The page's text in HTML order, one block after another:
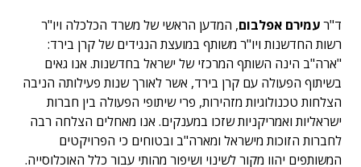
ד"רעמירם אפלבום, המדען הראשי של משרד הכלכלה ויו"ר
רשות החדשנות ויו"ר משותף במועצת הנגידים של קרן בירד:
"ארה"ב הינה השותף המרכזי של ישראל בחדשנות. אנו גאים
בשיתוף הפעולה עם קרן בירד, אשר לאורך שנות פעילותה הניבה
הצלחות טכנולוגיות מזהירות, פרי שיתופי הפעולה בין חברות
ישראליות ואמריקניות שזכו במענקים. אנו מאחלים הצלחה רבה
לחברות הזוכות מישראל ומארה"ב ובטוחים כי הפרויקטים
המשותפים יהוו מקור לשינוי ושיפור מהותי עבור כלל האוכלוסייה.